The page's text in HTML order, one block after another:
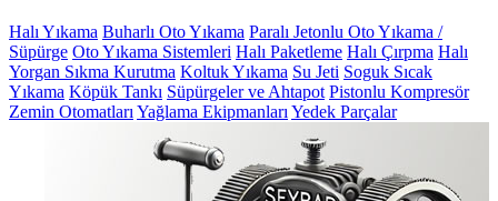
Halı Yıkama Buharlı Oto Yıkama Paralı Jetonlu Oto Yıkama /
Süpürge Oto Yıkama Sistemleri Halı Paketleme Halı Çırpma Halı
Yorgan Sıkma Kurutma Koltuk Yıkama Su Jeti Soguk Sıcak
Yıkama Köpük Tankı Süpürgeler ve Ahtapot Pistonlu Kompresör
Zemin Otomatları Yağlama Ekipmanları Yedek Parçalar